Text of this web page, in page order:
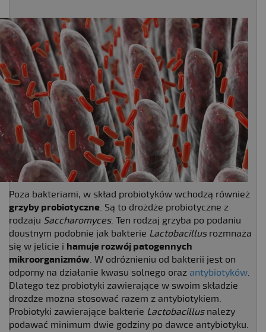
Poza bakteriami, w skład probiotyków wchodzą również
grzyby probiotyczne. Są to drożdże probiotyczne z
rodzaju Saccharomyces. Ten rodzaj grzyba po podaniu
doustnym podobnie jak bakterie Lactobacillusrozmnaża
się w jelicie i hamuje rozwój patogennych
mikroorganizmów. W odróżnieniu od bakterii jest on
odporny na działanie kwasu solnego oraz antybiotyków.
Dlatego też probiotyki zawierające w swoim składzie
drożdże można stosować razem z antybiotykiem.
Probiotyki zawierające bakterie Lactobacillusnależy
podawać minimum dwie godziny po dawce antybiotyku.